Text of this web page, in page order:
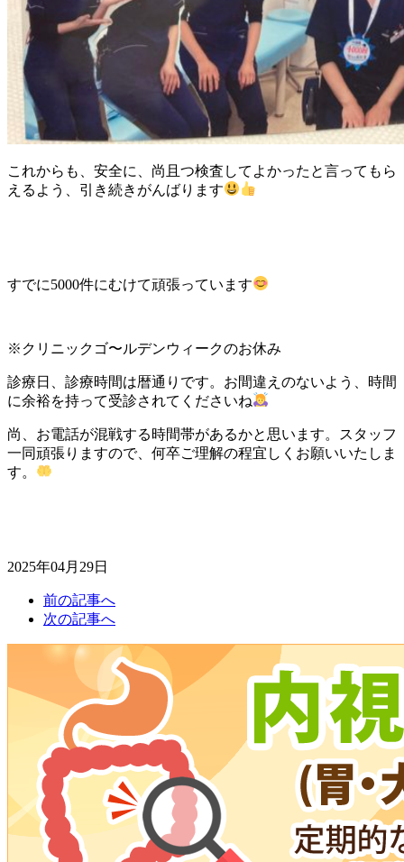
これからも、安全に、尚且つ検査してよかったと言ってもら
えるよう、引き続きがんばります
すでに5000件にむけて頑張っています
※クリニックゴ〜ルデンウィークのお休み
診療日、診療時間は暦通りです。お間違えのないよう、時間
に余裕を持って受診されてくださいね
尚、お電話が混戦する時間帯があるかと思います。スタッフ
一同頑張りますので、何卒ご理解の程宜しくお願いいたしま
す。
2025年04月29日
前の記事へ
次の記事へ